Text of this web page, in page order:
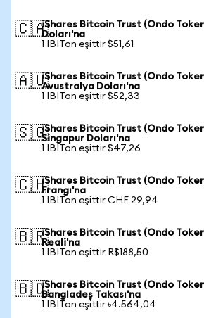
🇨🇦iShares Bitcoin Trust (Ondo
Doları'na
1 IBITon eşittir $51,61
🇦🇺iShares Bitcoin Trust (Ondo
Avustralya Doları'na
1 IBITon eşittir $52,33
🇸🇬iShares Bitcoin Trust (Ondo
Singapur Doları'na
1 IBITon eşittir $47,26
🇨🇭iShares Bitcoin Trust (Ondo
Frangı'na
1 IBITon eşittir CHF 29,94
🇧🇷iShares Bitcoin Trust (Ondo
Reali'na
1 IBITon eşittir R$188,50
🇧🇩iShares Bitcoin Trust (Ondo
Bangladeş Takası'na
1 IBITon eşittir ৳4.564,04